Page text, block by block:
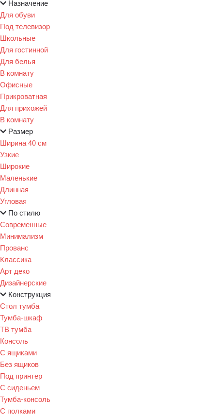
Назначение
Для обуви
Под телевизор
Школьные
Для гостинной
Для белья
В комнату
Офисные
Прикроватная
Для прихожей
В комнату
Размер
Ширина 40 см
Узкие
Широкие
Маленькие
Длинная
Угловая
По стилю
Современные
Минимализм
Прованс
Классика
Арт деко
Дизайнерские
Конструкция
Стол тумба
Тумба-шкаф
ТВ тумба
Консоль
С ящиками
Без ящиков
Под принтер
С сиденьем
Тумба-консоль
С полками